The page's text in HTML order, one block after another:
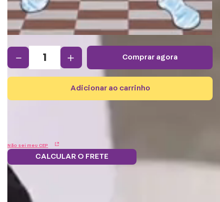
＋
－ comprar agora
adicionar ao carrinho
Não sei meu CEP
CALCULAR O FRETE